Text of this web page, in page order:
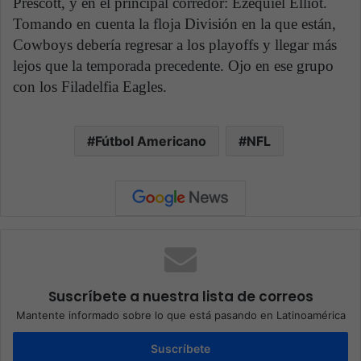
Tomando en cuenta la floja División en la que están,
Cowboys debería regresar a los playoffs y llegar más
lejos que la temporada precedente. Ojo en ese grupo
con los Filadelfia Eagles.
Fútbol Americano NFL
Suscríbete a nuestra lista de correos
Mantente informado sobre lo que está pasando en Latinoamérica
Suscríbete